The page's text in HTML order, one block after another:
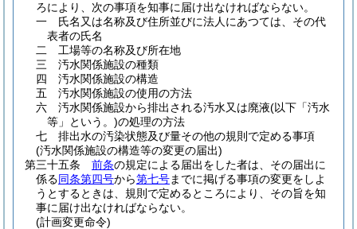
ろにより、次の事項を知事に届け出なければならない。
一
氏名又は名称及び住所並びに法人にあつては、その代
表者の氏名
二
工場等の名称及び所在地
三
汚水関係施設の種類
四
汚水関係施設の構造
五
汚水関係施設の使用の方法
六
汚水関係施設から排出される汚水又は廃液(以下「汚水
等」という。)の処理の方法
七
排出水の汚染状態及び量その他の規則で定める事項
(汚水関係施設の構造等の変更の届出)
第三十五条
前条の規定による届出をした者は、その届出に
係る同条第四号から第七号までに掲げる事項の変更をしよ
うとするときは、規則で定めるところにより、その旨を知
事に届け出なければならない。
(計画変更命令)